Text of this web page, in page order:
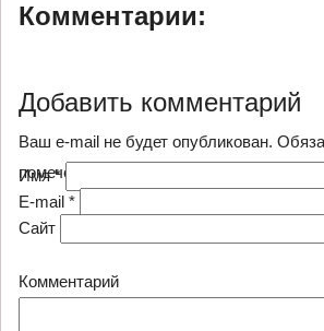
Комментарии:
Добавить комментарий
Ваш e-mail не будет опубликован.
помечены
Имя*
E-mail*
Сайт
Комментарий